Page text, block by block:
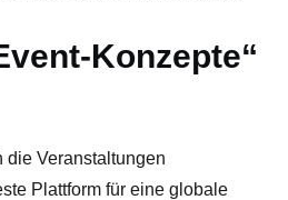
Konzepte“
die Veranstaltungen
Plattform für eine globale